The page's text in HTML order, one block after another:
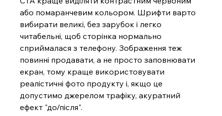
або помаранчевим кольором. Шрифти варто
вибирати великі, без зарубок і легко
читабельні, щоб сторінка нормально
сприймалася з телефону. Зображення теж
повинні продавати, а не просто заповнювати
екран, тому краще використовувати
реалістичні фото продукту і, якщо це
допустимо джерелом трафіку, акуратний
ефект "до/після".